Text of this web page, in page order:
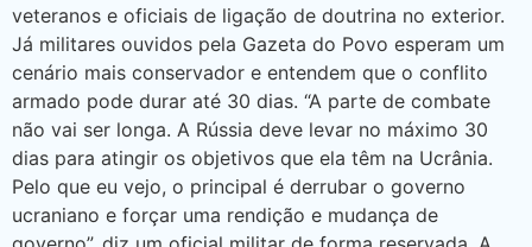
veteranos e oficiais de ligação de doutrina no exterior.
Já militares ouvidos pela Gazeta do Povo esperam um
cenário mais conservador e entendem que o conflito
armado pode durar até 30 dias. “A parte de combate
não vai ser longa. A Rússia deve levar no máximo 30
dias para atingir os objetivos que ela têm na Ucrânia.
Pelo que eu vejo, o principal é derrubar o governo
ucraniano e forçar uma rendição e mudança de